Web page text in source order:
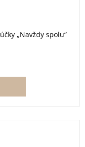
„Navždy spolu“